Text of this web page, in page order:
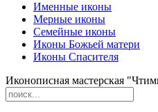
Именные иконы
Мерные иконы
Семейные иконы
Иконы Божьей матери
Иконы Спасителя
Иконописная мастерская